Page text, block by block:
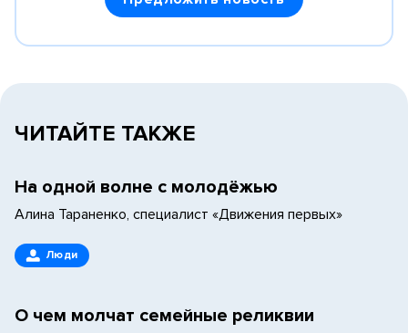
ЧИТАЙТЕ ТАКЖЕ
На одной волне с молодёжью
Алина Тараненко, специалист «Движения первых»
Люди
О чем молчат семейные реликвии